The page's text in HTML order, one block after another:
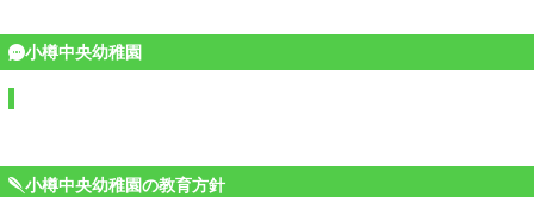
小樽中央幼稚園
小樽中央幼稚園の教育方針